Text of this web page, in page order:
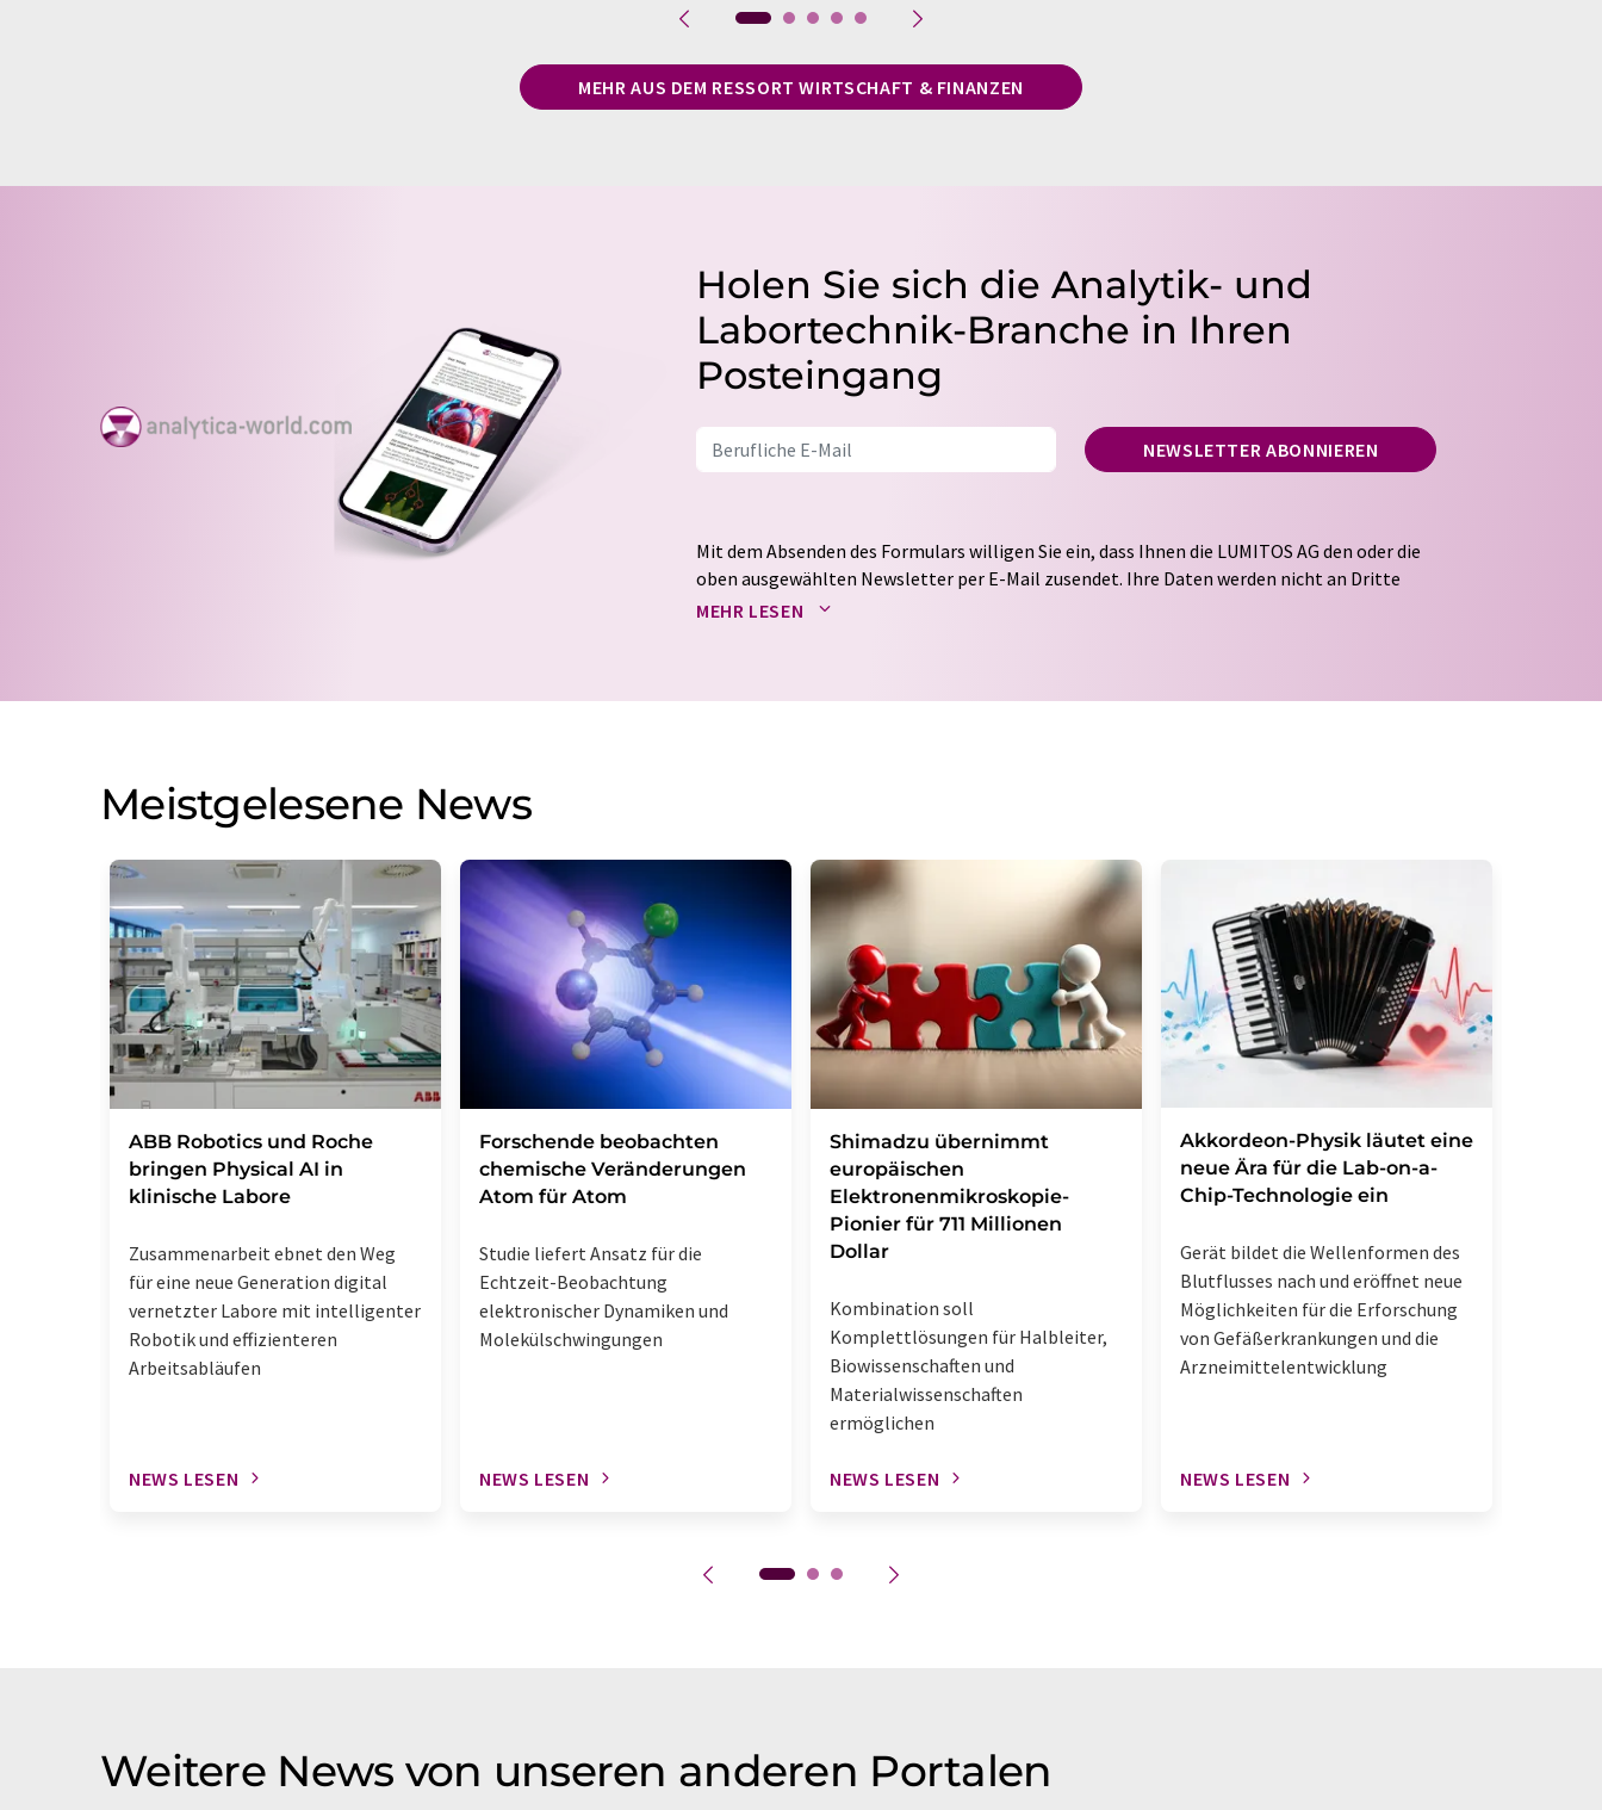
MEHR AUS DEM RESSORT WIRTSCHAFT & FINANZEN
Holen Sie sich die Analytik- und
Labortechnik-Branche in Ihren
Posteingang
NEWSLETTER ABONNIEREN
Mit dem Absenden des Formulars willigen Sie ein, dass Ihnen die LUMITOS AG den oder die
oben ausgewählten Newsletter per E-Mail zusendet. Ihre Daten werden nicht an Dritte
weitergegeben. Die Speicherung und Verarbeitung Ihrer Daten durch die LUMITOS AG erfolgt
MEHR LESEN
Meistgelesene News
​​​​​​​ABB Robotics und Roche
bringen Physical AI in
klinische Labore
Zusammenarbeit ebnet den Weg
für eine neue Generation digital
vernetzter Labore mit intelligenter
Robotik und effizienteren
Arbeitsabläufen
NEWS LESEN
Forschende beobachten
chemische Veränderungen
Atom für Atom
Studie liefert Ansatz für die
Echtzeit-Beobachtung
elektronischer Dynamiken und
Molekülschwingungen
NEWS LESEN
Shimadzu übernimmt
europäischen
Elektronenmikroskopie-
Pionier für 711 Millionen
Dollar
Kombination soll
Komplettlösungen für Halbleiter,
Biowissenschaften und
Materialwissenschaften
ermöglichen
NEWS LESEN
Akkordeon-Physik läutet eine
neue Ära für die Lab-on-a-
Chip-Technologie ein
Gerät bildet die Wellenformen des
Blutflusses nach und eröffnet neue
Möglichkeiten für die Erforschung
von Gefäßerkrankungen und die
Arzneimittelentwicklung
NEWS LESEN
Weitere News von unseren anderen Portalen